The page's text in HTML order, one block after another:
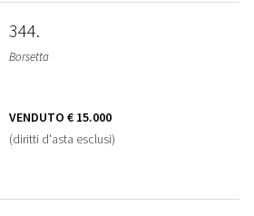
344
Borsetta
VENDUTO € 15.000
(diritti d'asta esclusi)